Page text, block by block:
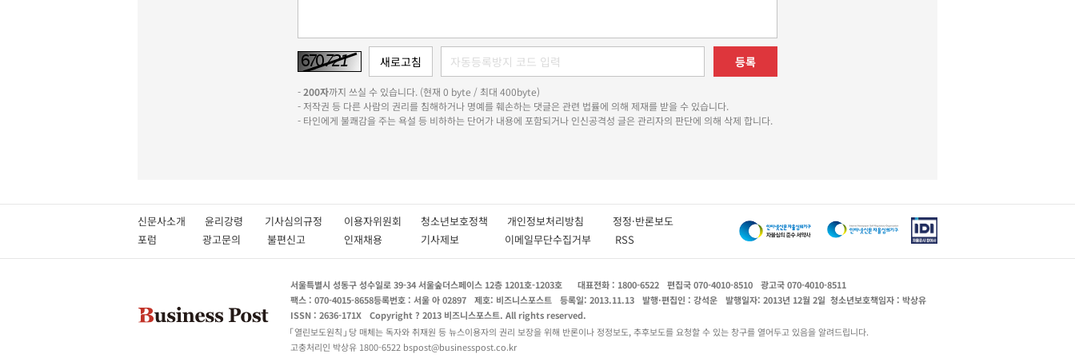
등록
-200자까지 쓰실 수 있습니다. (현재 0 byte / 최대 400byte)
- 저작권 등 다른 사람의 권리를 침해하거나 명예를 훼손하는 댓글은 관련 법률에 의해 제재를 받을 수 있습니다.
- 타인에게 불쾌감을 주는 욕설 등 비하하는 단어가 내용에 포함되거나 인신공격성 글은 관리자의 판단에 의해 삭제 합니다.
신문사소개 윤리강령 기사심의규정 이용자위원회 청소년보호정책 개인정보처리방침 정정·반론보도
포럼
광고문의 불편신고 인재채용 기사제보 이메일무단수집거부 RSS
서울특별시 성동구 성수일로 39-34 서울숲더스페이스 12층 1201호-1203호 대표전화 : 1800-6522 편집국 070-4010-8510
광고국 070-4010-8511
팩스 : 070-4015-8658등록번호 : 서울 아 02897 제호: 비즈니스포스트 등록일: 2013.11.13 발행·편집인 : 강석운 발행일자: 2013년 12월 2일 청소년보호책임자 : 박상유
ISSN : 2636-171X
Copyright ? 2013 비즈니스포스트. All rights reserved.
열린보도원칙
당 매체는 독자와 취재원 등 뉴스이용자의 권리 보장을 위해 반론이나 정정보도, 추후보도를 요청할 수 있는 창구를 열어두고 있음을 알려드립니다.
고충처리인 박상유 1800-6522 bspost@businesspost.co.kr